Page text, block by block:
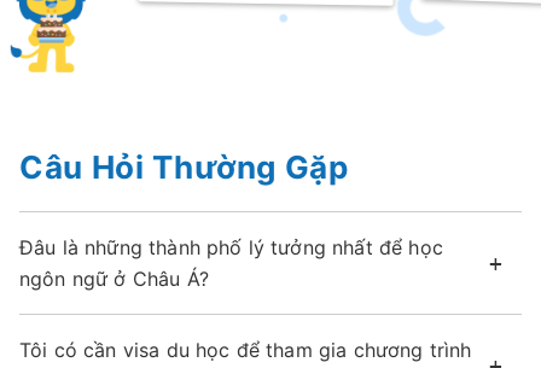
Câu Hỏi Thường Gặp
Đâu là những thành phố lý tưởng nhất để học
ngôn ngữ ở Châu Á?
Tôi có cần visa du học để tham gia chương trình